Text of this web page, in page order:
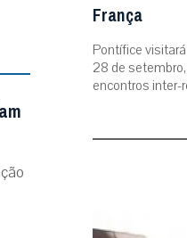
França
Pontífice
28 de
encontros